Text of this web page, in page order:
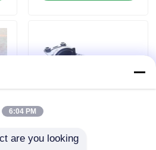
ร์
อร์
เครื่องขุดคอนกรีตบัส
6:04 PM
are you looking